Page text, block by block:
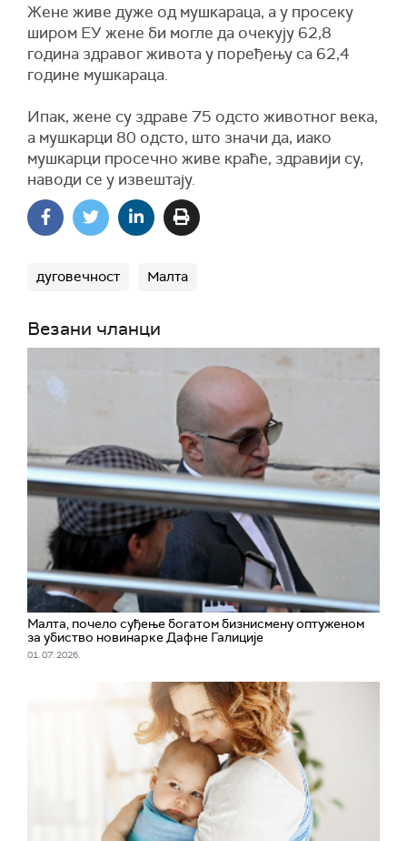
Жене живе дуже од мушкараца, а у просеку
широм ЕУ жене би могле да очекују 62,8
година здравог живота у поређењу са 62,4
године мушкараца.
Ипак, жене су здраве 75 одсто животног века,
а мушкарци 80 одсто, што значи да, иако
мушкарци просечно живе краће, здравији су,
наводи се у извештају.
дуговечност Малта
Везани чланци
Малта, почело суђење богатом бизнисмену оптуженом
за убиство новинарке Дафне Галиције
01. 07. 2026.